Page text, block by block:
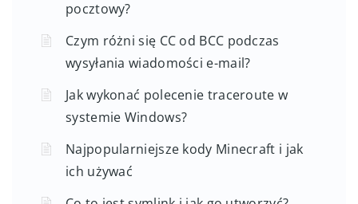
pocztowy?
Czym różni się CC od BCC podczas
wysyłania wiadomości e-mail?
Jak wykonać polecenie traceroute w
systemie Windows?
Najpopularniejsze kody Minecraft i jak
ich używać